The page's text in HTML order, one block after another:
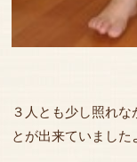
３人とも少し照れ
とが出来ていまし